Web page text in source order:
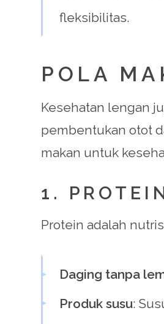
fleksibilitas.
POLA
Kesehatan lengan
pembentukan otot
makan untuk
1.
Protein adalah
Daging tanpa
Produk susu: